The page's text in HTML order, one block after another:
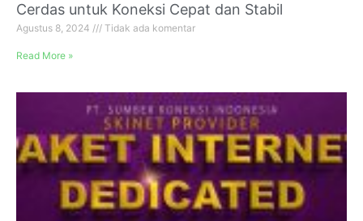
Cerdas untuk Koneksi Cepat dan Stabil
Agustus 8, 2024 Tidak ada komentar
Read More »